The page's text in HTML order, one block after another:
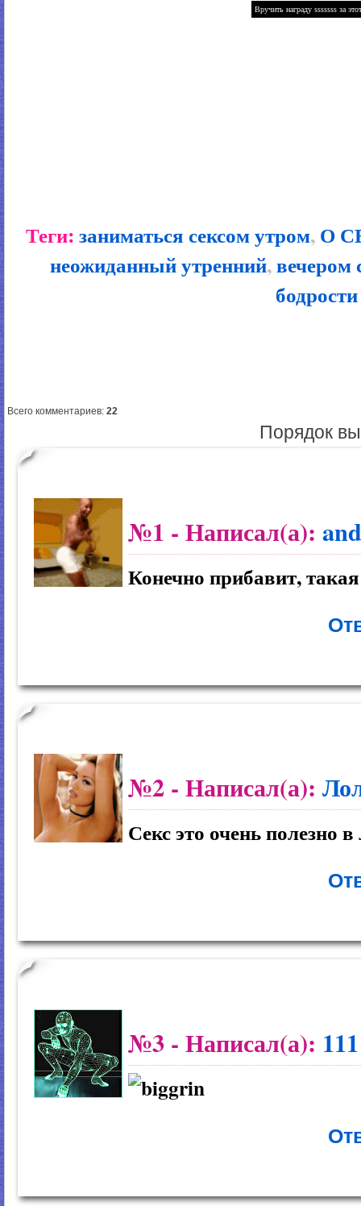
Теги:заниматься сексом утром,О
неожиданный утренний,вечером
бодрости
Всего комментариев: 22
Порядок
№1 - Написал(а):
Конечно прибавит,
№2 - Написал(а):
Секс это очень полезно
№3 - Написал(а): 111